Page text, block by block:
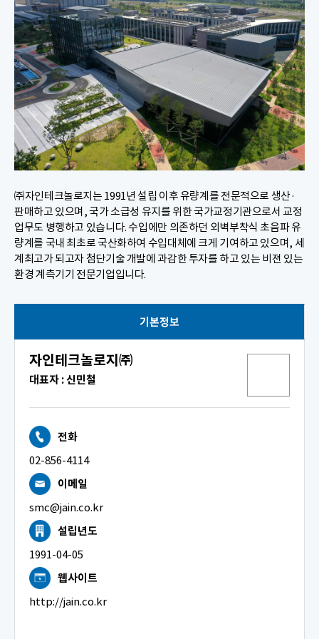
㈜자인테크놀로지는 1991년 설립 이후 유량계를 전문적으로 생산·
판매하고 있으며, 국가 소급성 유지를 위한 국가교정기관으로서 교정
업무도 병행하고 있습니다. 수입에만 의존하던 외벽부착식 초음파 유
량계를 국내 최초로 국산화하여 수입대체에 크게 기여하고 있으며, 세
계최고가 되고자 첨단기술 개발에 과감한 투자를 하고 있는 비젼 있는
환경 계측기기 전문기업입니다.
기본정보
자인테크놀로지㈜
대표자 : 신민철
전화
02-856-4114
이메일
smc@jain.co.kr
설립년도
1991-04-05
웹사이트
http://jain.co.kr